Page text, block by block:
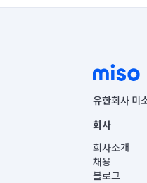
유한회사 미
사업자등록
통신판매신고
대표이사 :
주소 | 본사:
컨택센터 : 서
회사
회사소개
채용
블로그